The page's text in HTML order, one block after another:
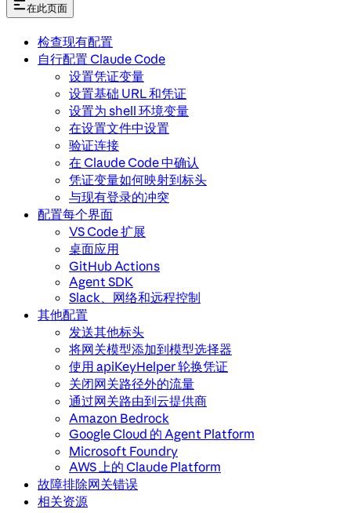
在此页面
检查现有配置
自行配置 Claude Code
设置凭证变量
设置基础 URL 和凭证
设置为 shell 环境变量
在设置文件中设置
验证连接
在 Claude Code 中确认
凭证变量如何映射到标头
与现有登录的冲突
配置每个界面
VS Code 扩展
桌面应用
GitHub Actions
Agent SDK
Slack、网络和远程控制
其他配置
发送其他标头
将网关模型添加到模型选择器
使用 apiKeyHelper 轮换凭证
关闭网关路径外的流量
通过网关路由到云提供商
Amazon Bedrock
Google Cloud 的 Agent Platform
Microsoft Foundry
AWS 上的 Claude Platform
故障排除网关错误
相关资源